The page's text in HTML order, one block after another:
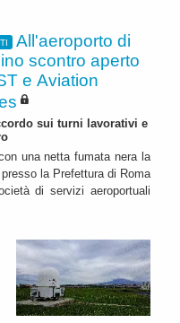
All'aeroporto di
scontro aperto
e Aviation
sui turni lavorativi e
una netta fumata nera la
la Prefettura di Roma
di servizi aeroportuali